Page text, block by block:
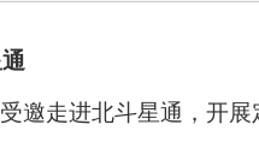
邀走进北斗星通，开